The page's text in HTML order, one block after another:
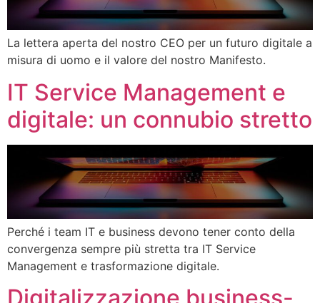
La lettera aperta del nostro CEO per un futuro digitale a
misura di uomo e il valore del nostro Manifesto.
IT Service Management e
digitale: un connubio stretto
Perché i team IT e business devono tener conto della
convergenza sempre più stretta tra IT Service
Management e trasformazione digitale.